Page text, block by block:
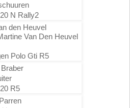
N Rally2
den Heuvel
Van Den Heuvel
Polo Gti R5
R5